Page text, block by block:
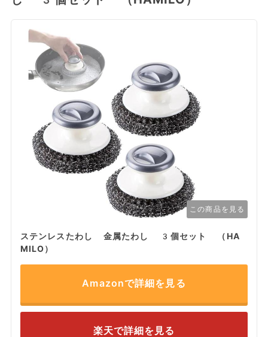
この商品を見る
ステンレスたわし 金属たわし 3個セット （HA
MILO）
Amazonで詳細を見る
楽天で詳細を見る